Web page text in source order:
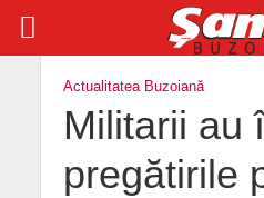
Actualitatea Buzoiană
Militarii au
pregătirile